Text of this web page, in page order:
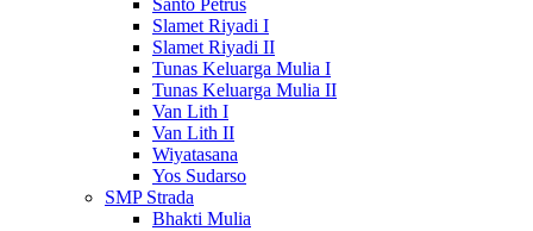
Santo Petrus
Slamet Riyadi I
Slamet Riyadi II
Tunas Keluarga Mulia I
Tunas Keluarga Mulia II
Van Lith I
Van Lith II
Wiyatasana
Yos Sudarso
SMP Strada
Bhakti Mulia